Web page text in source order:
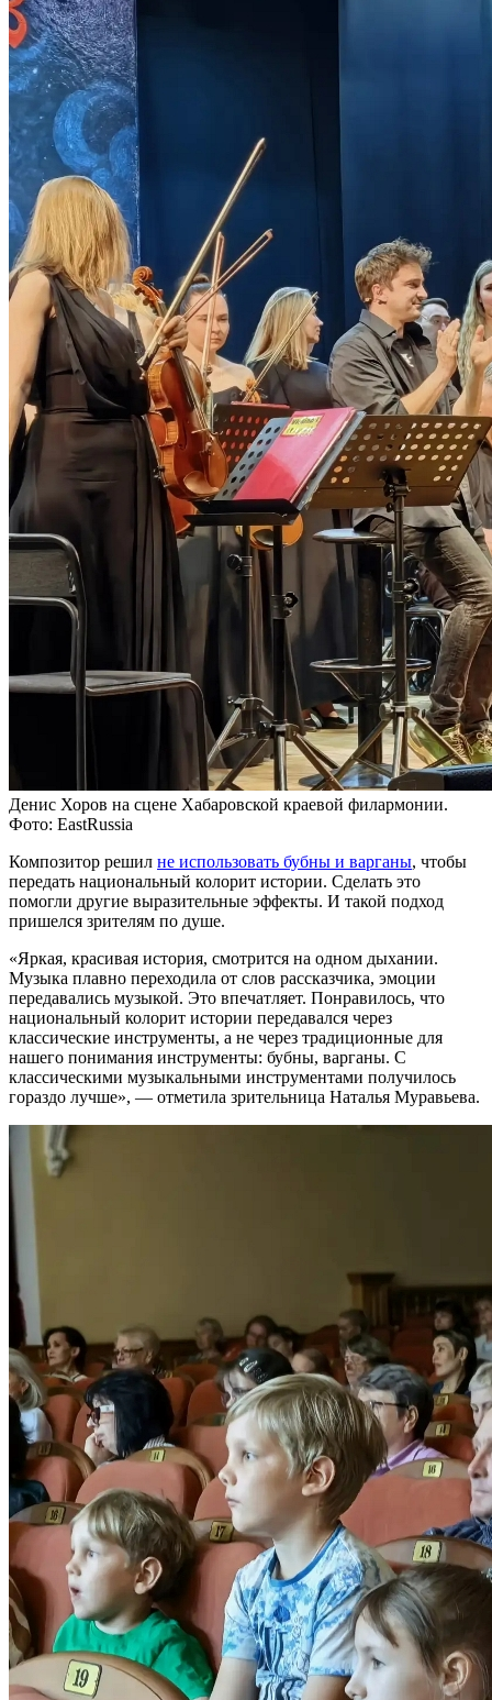
Денис Хоров на сцене Хабаровской краевой филармонии.
Фото: EastRussia
Композитор решил не использовать бубны и варганы, чтобы
передать национальный колорит истории. Сделать это
помогли другие выразительные эффекты. И такой подход
пришелся зрителям по душе.
«Яркая, красивая история, смотрится на одном дыхании.
Музыка плавно переходила от слов рассказчика, эмоции
передавались музыкой. Это впечатляет. Понравилось, что
национальный колорит истории передавался через
классические инструменты, а не через традиционные для
нашего понимания инструменты: бубны, варганы. С
классическими музыкальными инструментами получилось
гораздо лучше», — отметила зрительница Наталья Муравьева.